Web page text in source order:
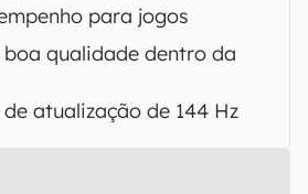
para jogos
boa qualidade dentro da
atualização de 144 Hz